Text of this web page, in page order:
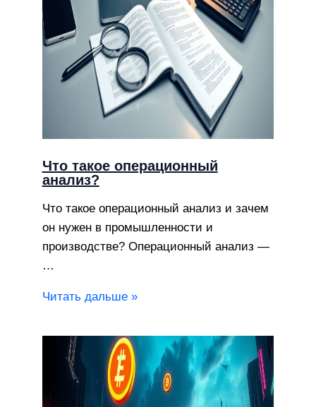
Что такое операционный
анализ?
Что такое операционный анализ и зачем
он нужен в промышленности и
производстве? Операционный анализ —
…
Читать дальше »